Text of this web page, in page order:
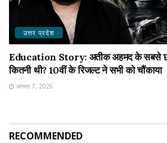
उत्तर प्रदेश
Education Story: अतीक अहमद के सबसे
कितनी थी? 10वीं के रिजल्ट ने सभी को चौंकाया
अगस्त 7, 2026
RECOMMENDED